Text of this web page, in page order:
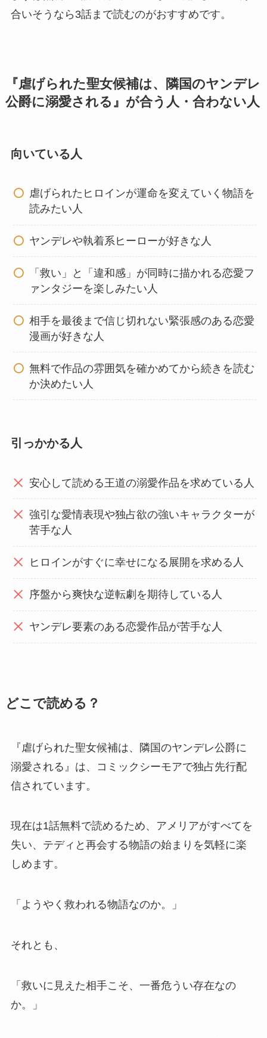
合いそうなら3話まで読むのがおすすめです。
『虐げられた聖女候補は、隣国のヤンデレ
公爵に溺愛される』が合う人・合わない人
向いている人
虐げられたヒロインが運命を変えていく物語を
読みたい人
ヤンデレや執着系ヒーローが好きな人
「救い」と「違和感」が同時に描かれる恋愛フ
ァンタジーを楽しみたい人
相手を最後まで信じ切れない緊張感のある恋愛
漫画が好きな人
無料で作品の雰囲気を確かめてから続きを読む
か決めたい人
引っかかる人
安心して読める王道の溺愛作品を求めている人
強引な愛情表現や独占欲の強いキャラクターが
苦手な人
ヒロインがすぐに幸せになる展開を求める人
序盤から爽快な逆転劇を期待している人
ヤンデレ要素のある恋愛作品が苦手な人
どこで読める？
『虐げられた聖女候補は、隣国のヤンデレ公爵に
溺愛される』は、コミックシーモアで独占先行配
信されています。
現在は1話無料で読めるため、アメリアがすべてを
失い、テディと再会する物語の始まりを気軽に楽
しめます。
「ようやく救われる物語なのか。」
それとも、
「救いに見えた相手こそ、一番危うい存在なの
か。」